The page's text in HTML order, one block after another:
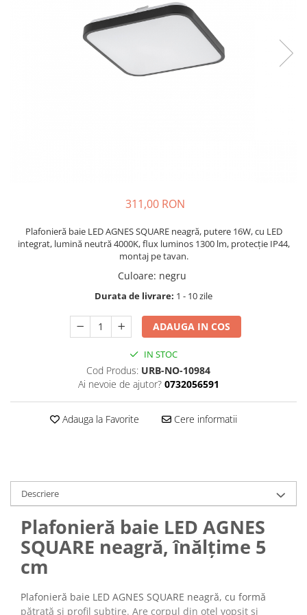
311,00 RON
Plafonieră baie LED AGNES SQUARE neagră, putere 16W, cu LED
integrat, lumină neutră 4000K, flux luminos 1300 lm, protecție IP44,
montaj pe tavan.
Culoare: negru
Durata de livrare: 1 - 10 zile
ADAUGA IN COS
IN STOC
Cod Produs: URB-NO-10984
Ai nevoie de ajutor? 0732056591
Adauga la Favorite Cere informatii
Descriere
Plafonieră baie LED AGNES
SQUARE neagră, înălțime 5
cm
Plafonieră baie LED AGNES SQUARE neagră, cu formă
pătrată și profil subțire. Are corpul din oțel vopsit și